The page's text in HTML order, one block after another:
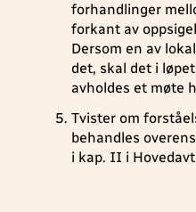
forhandlinger
forkant av
Dersom en av
det, skal det i
avholdes et møte
Tvister om
behandles
i kap. II i